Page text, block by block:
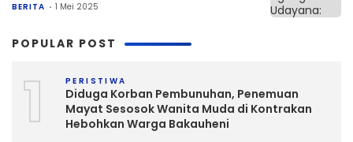
BERITA 1 Mei 2025
POPULAR POST
1 PERISTIWA
Diduga Korban Pembunuhan, Penemuan
Mayat Sesosok Wanita Muda di Kontrakan
Hebohkan Warga Bakauheni